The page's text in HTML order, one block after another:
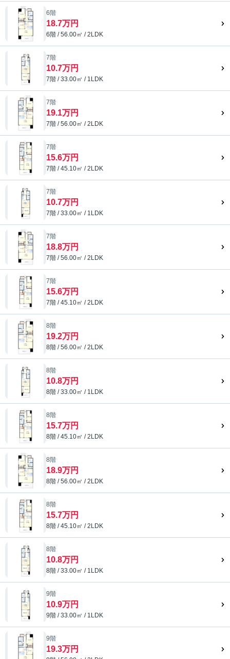
6階
18.7万円
6階 / 56.00㎡ / 2LDK
7階
10.7万円
7階 / 33.00㎡ / 1LDK
7階
19.1万円
7階 / 56.00㎡ / 2LDK
7階
15.6万円
7階 / 45.10㎡ / 2LDK
7階
10.7万円
7階 / 33.00㎡ / 1LDK
7階
18.8万円
7階 / 56.00㎡ / 2LDK
7階
15.6万円
7階 / 45.10㎡ / 2LDK
8階
19.2万円
8階 / 56.00㎡ / 2LDK
8階
10.8万円
8階 / 33.00㎡ / 1LDK
8階
15.7万円
8階 / 45.10㎡ / 2LDK
8階
18.9万円
8階 / 56.00㎡ / 2LDK
8階
15.7万円
8階 / 45.10㎡ / 2LDK
8階
10.8万円
8階 / 33.00㎡ / 1LDK
9階
10.9万円
9階 / 33.00㎡ / 1LDK
9階
19.3万円